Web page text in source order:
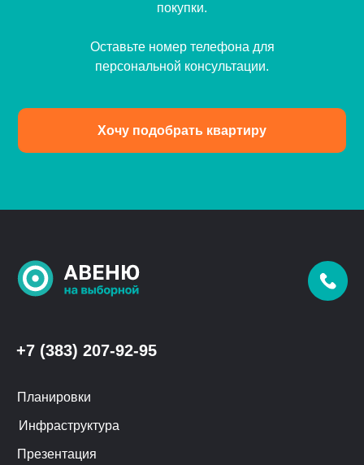
Хочу подобрать квартиру
покупки.
Оставьте номер телефона для
персональной консультации.
+7 (383) 207-92-95
Планировки
Инфраструктура
Презентация